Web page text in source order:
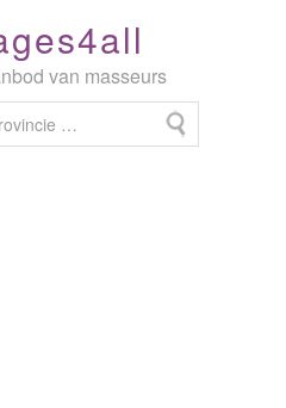
van masseurs